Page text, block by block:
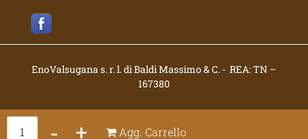
Agg. Carrello
EnoValsugana s. r. l. di Baldi Massimo & C. - REA: TN –
167380
Powered byPassepartout